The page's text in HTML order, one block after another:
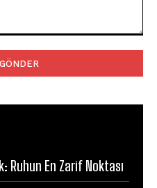
Ruhun En Zarif Noktası